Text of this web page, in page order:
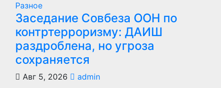
Разное
Заседание Совбеза ООН по
контртерроризму: ДАИШ
раздроблена, но угроза
сохраняется
Авг 5, 2026
admin